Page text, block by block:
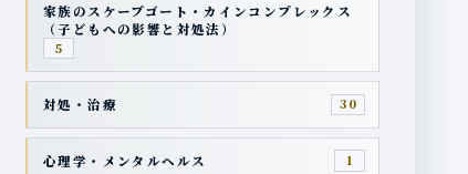
家族のスケープゴート・カインコンプレックス
（子どもへの影響と対処法）
5
対処・治療 30
心理学・メンタルヘルス 1